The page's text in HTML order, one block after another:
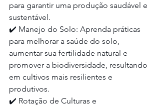
para garantir uma produção saudável e
sustentável.
✔️ Manejo do Solo: Aprenda práticas
para melhorar a saúde do solo,
aumentar sua fertilidade natural e
promover a biodiversidade, resultando
em cultivos mais resilientes e
produtivos.
✔️ Rotação de Culturas e